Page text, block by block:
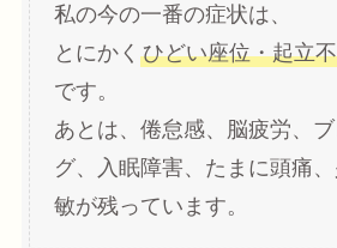
私の今の一番の症状は、
とにかく ひどい座位・起立
です。
あとは、倦怠感、脳疲労、
グ、入眠障害、たまに頭痛
敏が残っています。